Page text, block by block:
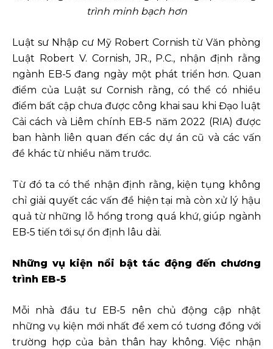
trình minh bạch hơn
Luật sư Nhập cư Mỹ Robert Cornish từ Văn phòng
Luật Robert V. Cornish, JR., P.C., nhận định rằng
ngành EB-5 đang ngày một phát triển hơn. Quan
điểm của Luật sư Cornish rằng, có thể có nhiều
điểm bất cập chưa được công khai sau khi Đạo luật
Cải cách và Liêm chính EB-5 năm 2022 (RIA) được
ban hành liên quan đến các dự án cũ và các vấn
đề khác từ nhiều năm trước.
Từ đó ta có thể nhận định rằng, kiện tụng không
chỉ giải quyết các vấn đề hiện tại mà còn xử lý hậu
quả từ những lỗ hổng trong quá khứ, giúp ngành
EB-5 tiến tới sự ổn định lâu dài.
Những vụ kiện nổi bật tác động đến chương
trình EB-5
Mỗi nhà đầu tư EB-5 nên chủ động cập nhật
những vụ kiện mới nhất để xem có tương đồng với
trường hợp của bản thân hay không. Việc nhận